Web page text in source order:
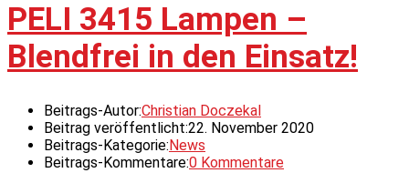
PELI 3415 Lampen –
Blendfrei in den Einsatz!
Beitrags-Autor:Christian Doczekal
Beitrag veröffentlicht:22. November 2020
Beitrags-Kategorie: News
Beitrags-Kommentare:0 Kommentare